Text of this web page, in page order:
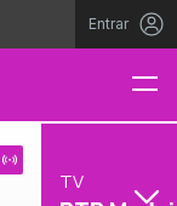
Entrar
TV